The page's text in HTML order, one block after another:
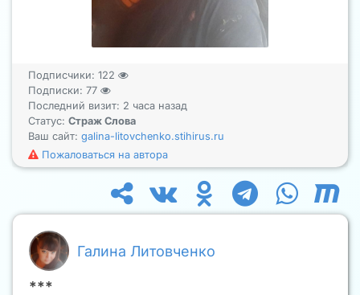
Подписчики: 122
Подписки: 77
Последний визит: 2 часа назад
Статус: Страж Слова
Ваш сайт: galina-litovchenko.stihirus.ru
Пожаловаться на автора
Галина Литовченко
***